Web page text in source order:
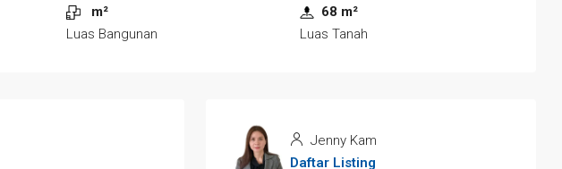
m²
Luas Bangunan
68 m²
Luas Tanah
Jenny Kam
Daftar Listing